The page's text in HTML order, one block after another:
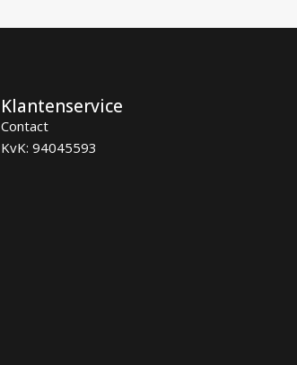
Klantenservice
Contact
KvK: 94045593